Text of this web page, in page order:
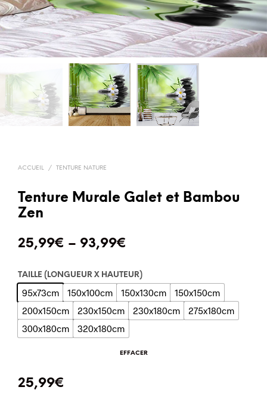
ACCUEIL / TENTURE NATURE
Tenture Murale Galet et Bambou
Zen
25,99€ – 93,99€
TAILLE (LONGUEUR X HAUTEUR)
95x73cm 150x100cm 150x130cm
150x150cm
200x150cm
230x150cm 230x180cm
275x180cm
300x180cm
320x180cm
EFFACER
25,99€